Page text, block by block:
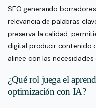
SEO generando
relevancia de palabras
preserva la calidad,
digital producir contenido
alinee con las necesidades
¿Qué rol juega el
optimización con IA?